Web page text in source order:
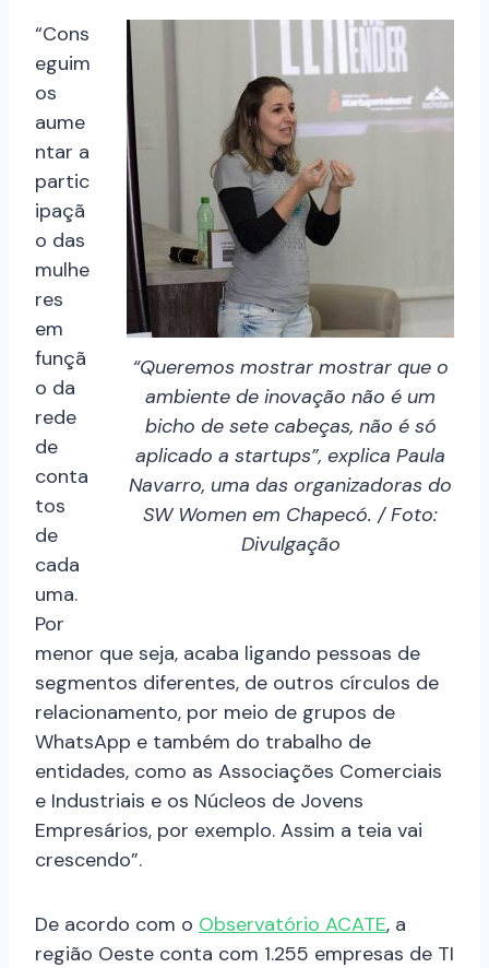
“Queremos mostrar mostrar que o
ambiente de inovação não é um
bicho de sete cabeças, não é só
aplicado a startups”, explica Paula
Navarro, uma das organizadoras do
SW Women em Chapecó. / Foto:
Divulgação
“Cons
eguim
os
aume
ntar a
partic
ipaçã
o das
mulhe
res
em
funçã
o da
rede
de
conta
tos
de
cada
uma.
Por
menor que seja, acaba ligando pessoas de
segmentos diferentes, de outros círculos de
relacionamento, por meio de grupos de
WhatsApp e também do trabalho de
entidades, como as Associações Comerciais
e Industriais e os Núcleos de Jovens
Empresários, por exemplo. Assim a teia vai
crescendo”.
De acordo com o Observatório ACATE, a
região Oeste conta com 1.255 empresas de TI